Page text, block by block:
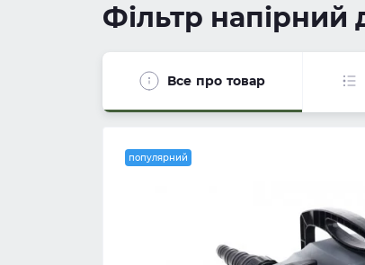
Фільтр напірний
Все про товар
популярний